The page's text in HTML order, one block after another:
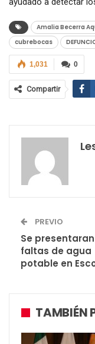
Amalia Becerra
cubrebocas
0
1,031
Compartir
PREVIO
Se presentaran
faltas de agua
potable en
TAMBIÉN